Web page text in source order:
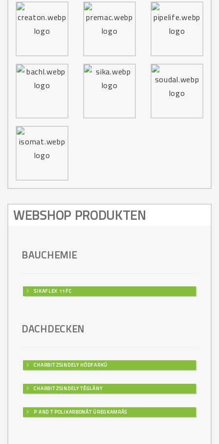
WEBSHOP PRODUKTEN
BAUCHEMIE
SIKAFLEX 11FC
DACHDECKEN
CHARBIT ZSINDELY HÓDFARKÚ
CHARBIT ZSINDELY TÉGLÁNY
P AND T POLIKARBONÁT ÜREGKAMRÁS